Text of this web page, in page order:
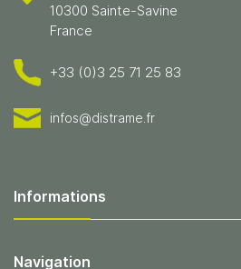
10300 Sainte-Savine
France
+33 (0)3 25 71 25 83
infos@distrame.fr
Informations
Navigation